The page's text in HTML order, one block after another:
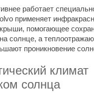
работает
применяет
помогающее
солнце, а
проникновение
климат
солнца